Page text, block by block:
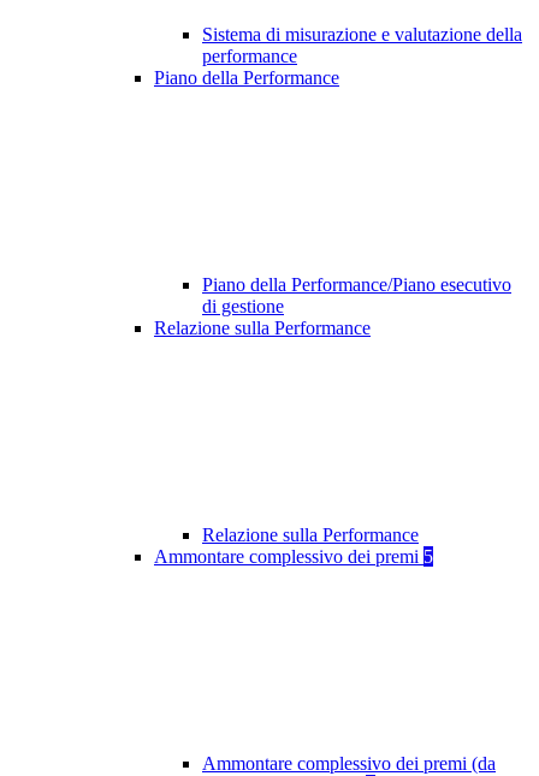
Sistema di misurazione e valutazione della
performance
Piano della Performance
Piano della Performance/Piano esecutivo
di gestione
Relazione sulla Performance
Relazione sulla Performance
Ammontare complessivo dei premi 5
Ammontare complessivo dei premi (da